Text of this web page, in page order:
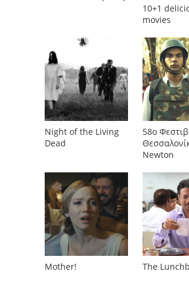
10+1
movies
Night of the Living
Dead
58o
Newton
Mother! The